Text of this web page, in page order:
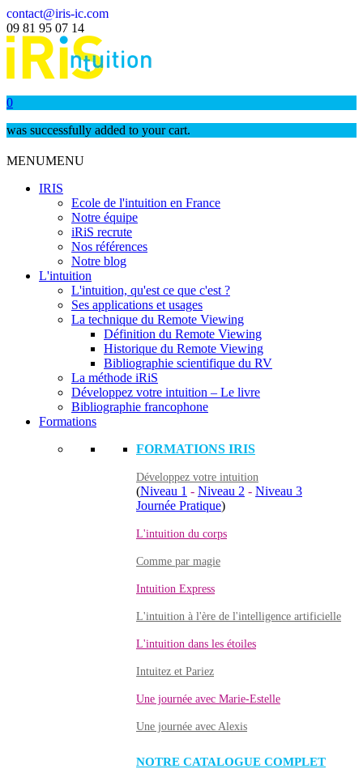
contact@iris-ic.com
09 81 95 07 14
0
was successfully added to your cart.
MENUMENU
IRIS
Ecole de l'intuition en France
Notre équipe
iRiS recrute
Nos références
Notre blog
L'intuition
L'intuition, qu'est ce que c'est ?
Ses applications et usages
La technique du Remote Viewing
Définition du Remote Viewing
Historique du Remote Viewing
Bibliographie scientifique du RV
La méthode iRiS
Développez votre intuition – Le livre
Bibliographie francophone
Formations
FORMATIONS IRIS
Développez votre intuition
(Niveau 1 - Niveau 2 - Niveau 3
Journée Pratique)
L'intuition du corps
Comme par magie
Intuition Express
L'intuition à l'ère de l'intelligence artificielle
L'intuition dans les étoiles
Intuitez et Pariez
Une journée avec Marie-Estelle
Une journée avec Alexis
NOTRE CATALOGUE COMPLET